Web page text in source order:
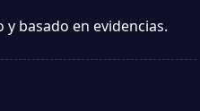
basado en evidencias.